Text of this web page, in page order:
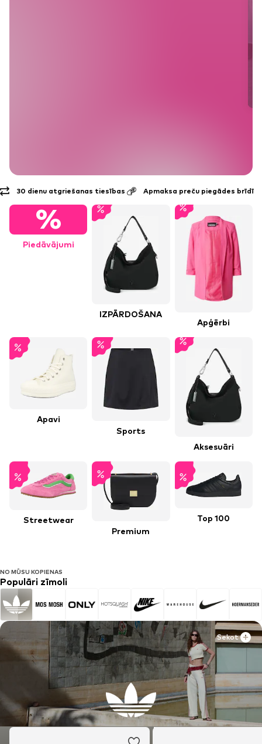
NO MŪSU KOPIENAS
Populāri zīmoli
Sekot
Sekot
Bezmaksas* piegāde un
Apmaksa preču piegādes brīdī
%
Piedāvājumi
IZPĀRDOŠANA
Apģērbi
Apavi
Sports
Aksesuāri
Streetwear
Premium
Top 100